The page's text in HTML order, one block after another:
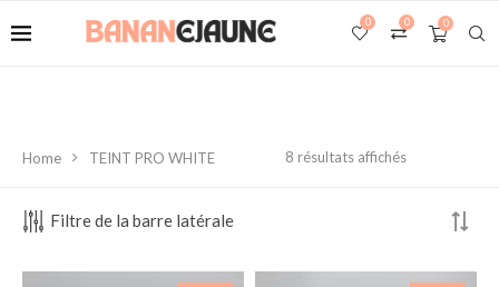
0
0
0
Home TEINT PRO WHITE 8 résultats affichés
Filtre de la barre latérale